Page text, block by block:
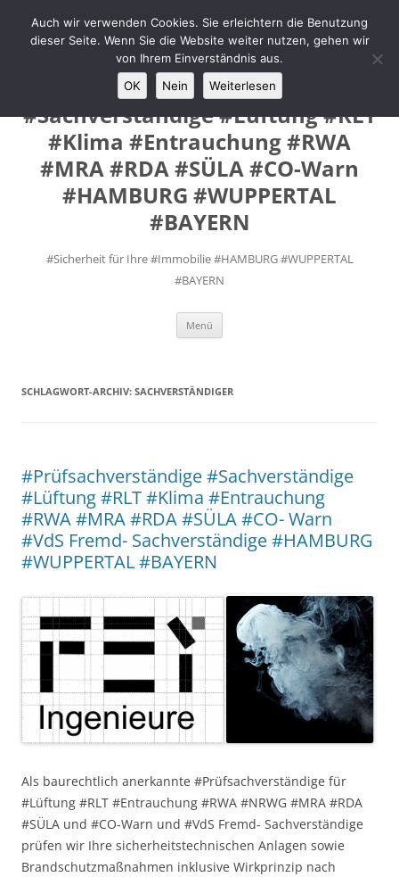
Inhalt
springenMANUEL #FEY INGENIEURE
#Prüfsachverständige #VdS
Fremd- Sachverständige
#Sachverständige #Lüftung #RLT
#Klima #Entrauchung #RWA
#MRA #RDA #SÜLA #CO-Warn
#HAMBURG #WUPPERTAL
#BAYERN
#Sicherheit für Ihre #Immobilie #HAMBURG #WUPPERTAL
#BAYERN
Menü
SCHLAGWORT-ARCHIV: SACHVERSTÄNDIGER
#Prüfsachverständige #Sachverständige
#Lüftung #RLT #Klima #Entrauchung
#RWA #MRA #RDA #SÜLA #CO- Warn
#VdS Fremd- Sachverständige #HAMBURG
#WUPPERTAL #BAYERN
Als baurechtlich anerkannte #Prüfsachverständige für
#Lüftung #RLT #Entrauchung #RWA #NRWG #MRA #RDA
#SÜLA und #CO-Warn und #VdS Fremd- Sachverständige
prüfen wir Ihre sicherheitstechnischen Anlagen sowie
Brandschutzmaßnahmen inklusive Wirkprinzip nach
Auch wir verwenden Cookies. Sie erleichtern die Benutzung
dieser Seite. Wenn Sie die Website weiter nutzen, gehen wir
von Ihrem Einverständnis aus.
OK
Nein Weiterlesen